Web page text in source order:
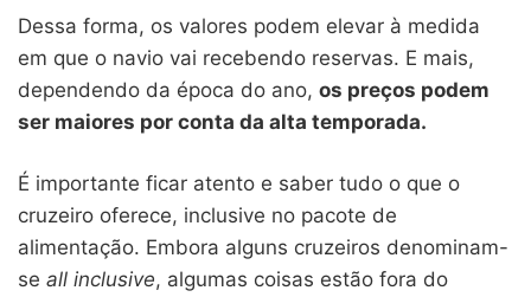
Dessa forma, os valores podem elevar à medida
em que o navio vai recebendo reservas. E mais,
dependendo da época do ano, os preços podem
ser maiores por conta da alta temporada.
É importante ficar atento e saber tudo o que o
cruzeiro oferece, inclusive no pacote de
alimentação. Embora alguns cruzeiros denominam-
se all inclusive, algumas coisas estão fora do